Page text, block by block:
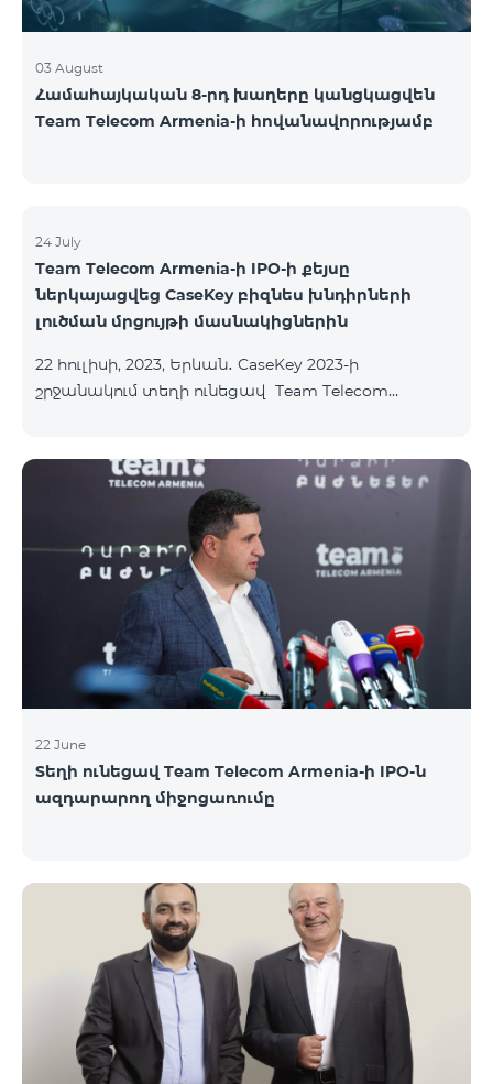
03 August
Համահայկական 8-րդ խաղերը կանցկացվեն
Team Telecom Armenia-ի հովանավորությամբ
24 July
Team Telecom Armenia-ի IPO-ի քեյսը
ներկայացվեց CaseKey բիզնես խնդիրների
լուծման մրցույթի մասնակիցներին
22 հուլիսի, 2023, Երևան․ CaseKey 2023-ի
շրջանակում տեղի ունեցավ Team Telecom
Հայաստանի տարբեր բուհերից շուրջ 200
երիտասարդներ ծանոթացան առաջնային
հրապարակային տեղաբաշխման բոլոր
մանրամասներին ու թիմերին տրամադրվեց
ընկերության զարգացման ռազմավարական
խնդիրը։ Լուծումներ առաջարկելու համար թիմերն
ունենալու են ընդամենը 72 ժամ։ Հաջողություն
մաղթելով մրցույթի մասնակիցներին Team
Telecom Armenia-ի գլխավոր տնօրեն Հայկ
Եսայանը նշեց, որ
22 June
Տեղի ունեցավ Team Telecom Armenia-ի IPO-ն
ազդարարող միջոցառումը